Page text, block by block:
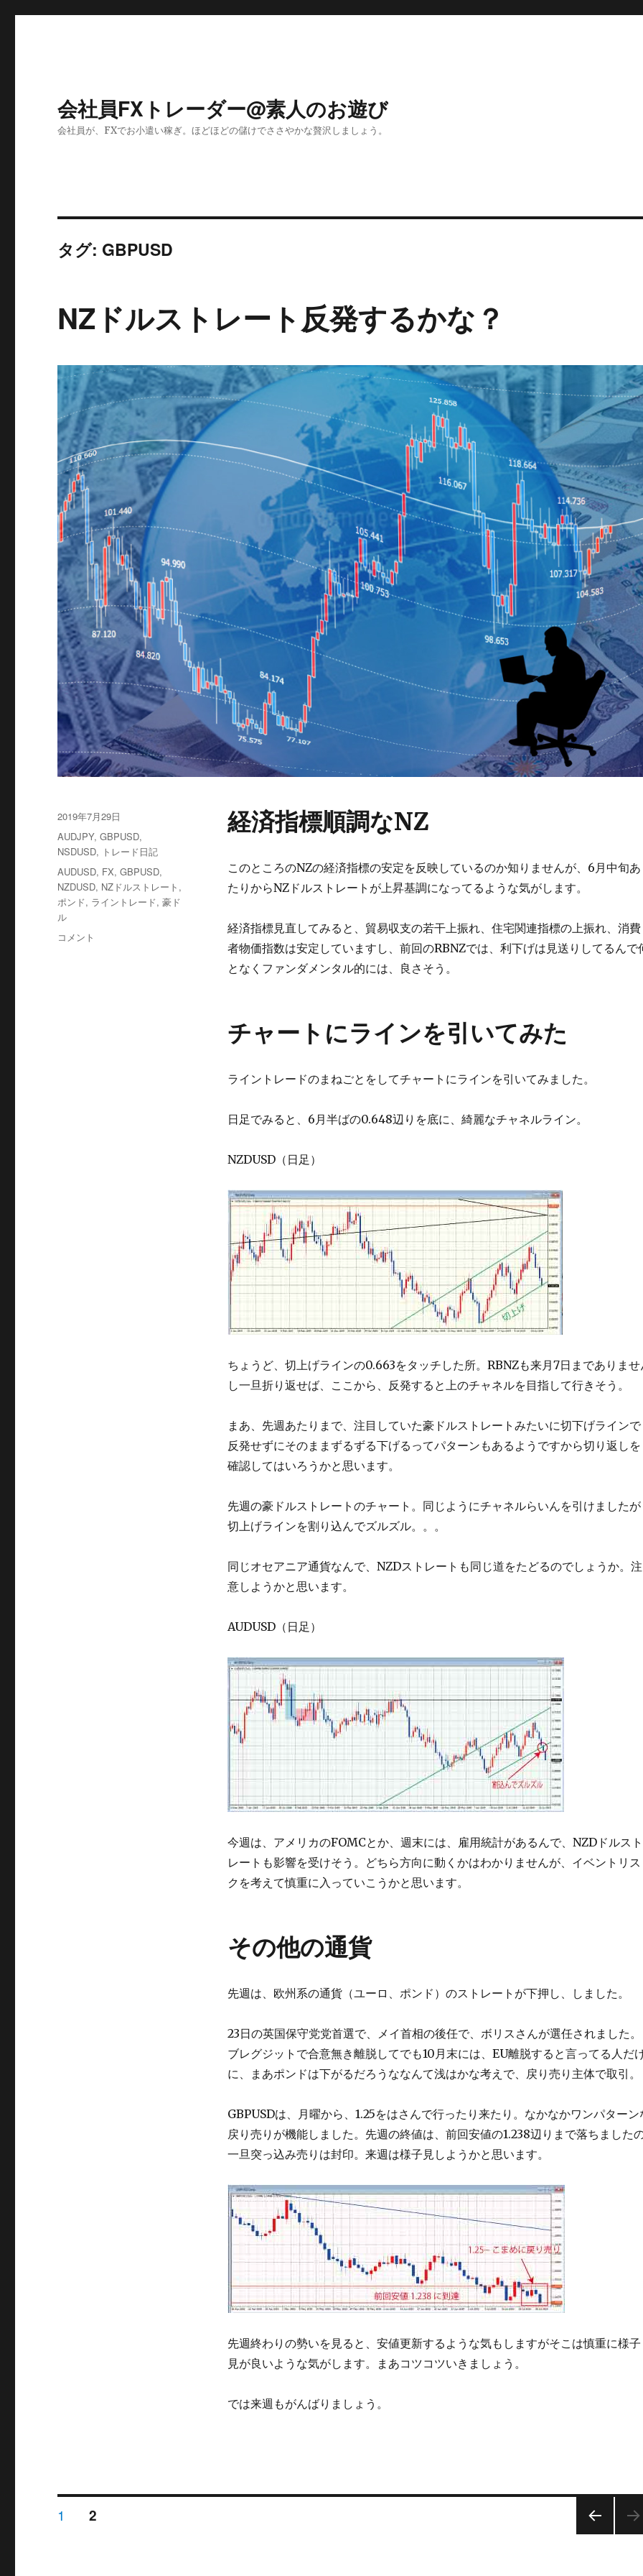
会社員FXトレーダー@素人のお遊び
会社員が、FXでお小遣い稼ぎ。ほどほどの儲けでささやかな贅沢しましょう。
タグ: GBPUSD
NZドルストレート反発するかな？
経済指標順調なNZ
このところのNZの経済指標の安定を反映しているのか知りませんが、6月中旬あ
たりからNZドルストレートが上昇基調になってるような気がします。
経済指標見直してみると、貿易収支の若干上振れ、住宅関連指標の上振れ、消費
者物価指数は安定していますし、前回のRBNZでは、利下げは見送りしてるんで
となくファンダメンタル的には、良さそう。
チャートにラインを引いてみた
ライントレードのまねごとをしてチャートにラインを引いてみました。
日足でみると、6月半ばの0.648辺りを底に、綺麗なチャネルライン。
NZDUSD（日足）
ちょうど、切上げラインの0.663をタッチした所。RBNZも来月7日までありませ
し一旦折り返せば、ここから、反発すると上のチャネルを目指して行きそう。
まあ、先週あたりまで、注目していた豪ドルストレートみたいに切下げラインで
反発せずにそのままずるずる下げるってパターンもあるようですから切り返しを
確認してはいろうかと思います。
先週の豪ドルストレートのチャート。同じようにチャネルらいんを引けましたが
切上げラインを割り込んでズルズル。。。
同じオセアニア通貨なんで、NZDストレートも同じ道をたどるのでしょうか。注
意しようかと思います。
AUDUSD（日足）
今週は、アメリカのFOMCとか、週末には、雇用統計があるんで、NZDドルスト
レートも影響を受けそう。どちら方向に動くかはわかりませんが、イベントリス
クを考えて慎重に入っていこうかと思います。
その他の通貨
先週は、欧州系の通貨（ユーロ、ポンド）のストレートが下押し、しました。
23日の英国保守党党首選で、メイ首相の後任で、ボリスさんが選任されました。
ブレグジットで合意無き離脱してでも10月末には、EU離脱すると言ってる人だ
に、まあポンドは下がるだろうななんて浅はかな考えで、戻り売り主体で取引。
GBPUSDは、月曜から、1.25をはさんで行ったり来たり。なかなかワンパターン
戻り売りが機能しました。先週の終値は、前回安値の1.238辺りまで落ちました
一旦突っ込み売りは封印。来週は様子見しようかと思います。
先週終わりの勢いを見ると、安値更新するような気もしますがそこは慎重に様子
見が良いような気がします。まあコツコツいきましょう。
では来週もがんばりましょう。
投
稿
日:
2019年7月29日
カ
テ
ゴ
リ
ー
AUDJPY,GBPUSD,
NSDUSD, トレード日記
タ
グ
AUDUSD, FX,GBPUSD,
NZDUSD, NZドルストレート ,
ポンド, ライントレード,豪ド
ル
NZ
コメント
投
ペ
1 ペ
2